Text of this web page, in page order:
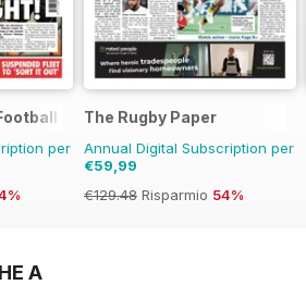
Paper
per
The Rugby Paper
Annual Digital Subscription per
€59,99
€129.48 Risparmio 54%
A